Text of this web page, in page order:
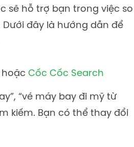
sẽ hỗ trợ bạn trong việc so
đây là hướng dẫn để
hoặc Cốc Cốc Search
“vé máy bay đi mỹ từ
kiếm. Bạn có thể thay đổi